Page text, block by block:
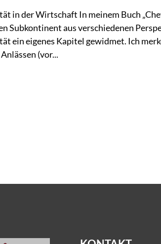
in der Wirtschaft In meinem Buch
Subkontinent aus verschiedenen
ein eigenes Kapitel gewidmet. Ich
(vor...